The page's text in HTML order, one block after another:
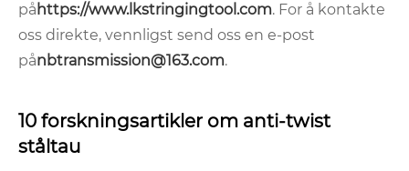
på https://www.lkstringingtool.com. For å kontakte
oss direkte, vennligst send oss ​​en e-post
pånbtransmission@163.com.
10 forskningsartikler om anti-twist
ståltau